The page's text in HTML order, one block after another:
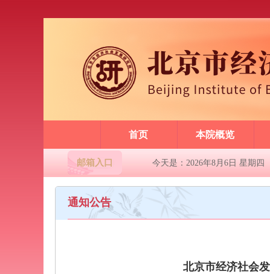
首页 本院概览
邮箱入口 今天是：2026年8月6日 星期四
通知公告
北京市经济社会